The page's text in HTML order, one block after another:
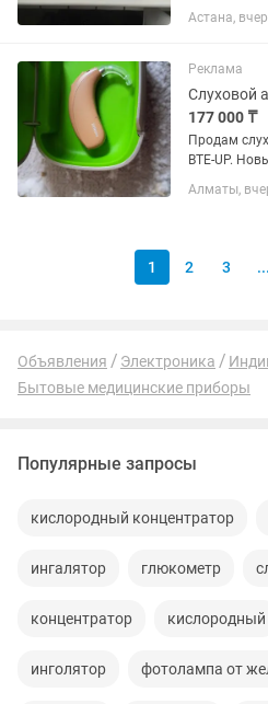
тенге. Своя цена
упаковке,
Астана,
Реклама
Слуховой
177 000 ₸
Продам
BTE-UP.
Алматы,
1 2 3 ...
Объявления Электроника
Бытовые медицинские приборы
Популярные запросы
кислородный концентратор
ингалятор глюкометр
концентратор кислородный
инголятор фотолампа от